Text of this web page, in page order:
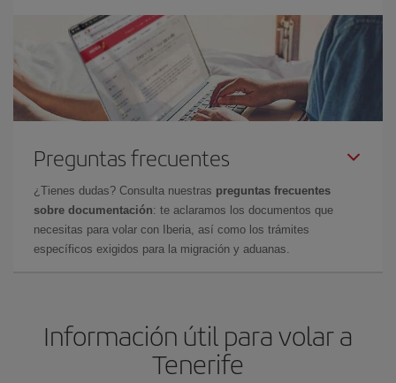
Preguntas frecuentes
¿Tienes dudas? Consulta nuestras preguntas frecuentes
sobre documentación: te aclaramos los documentos que
necesitas para volar con Iberia, así como los trámites
específicos exigidos para la migración y aduanas.
Información útil para volar a
Tenerife